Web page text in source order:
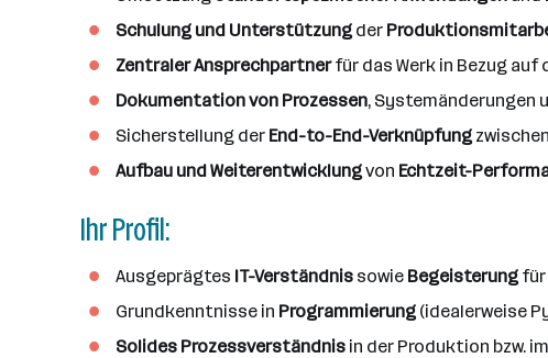
Schulung und Unterstützung der
Zentraler Ansprechpartnerfür das Werk in Bezug auf
Dokumentation von Prozessen, Systemänderungen
Sicherstellung der End-to-End-Verknüpfung zwischen
Aufbau und Weiterentwicklungvon Echtzeit-
Ihr Profil:
Ausgeprägtes IT-Verständnis sowie Begeisterung für
Grundkenntnisse in Programmierung (idealerweise
Solides Prozessverständnis in der Produktion bzw. im